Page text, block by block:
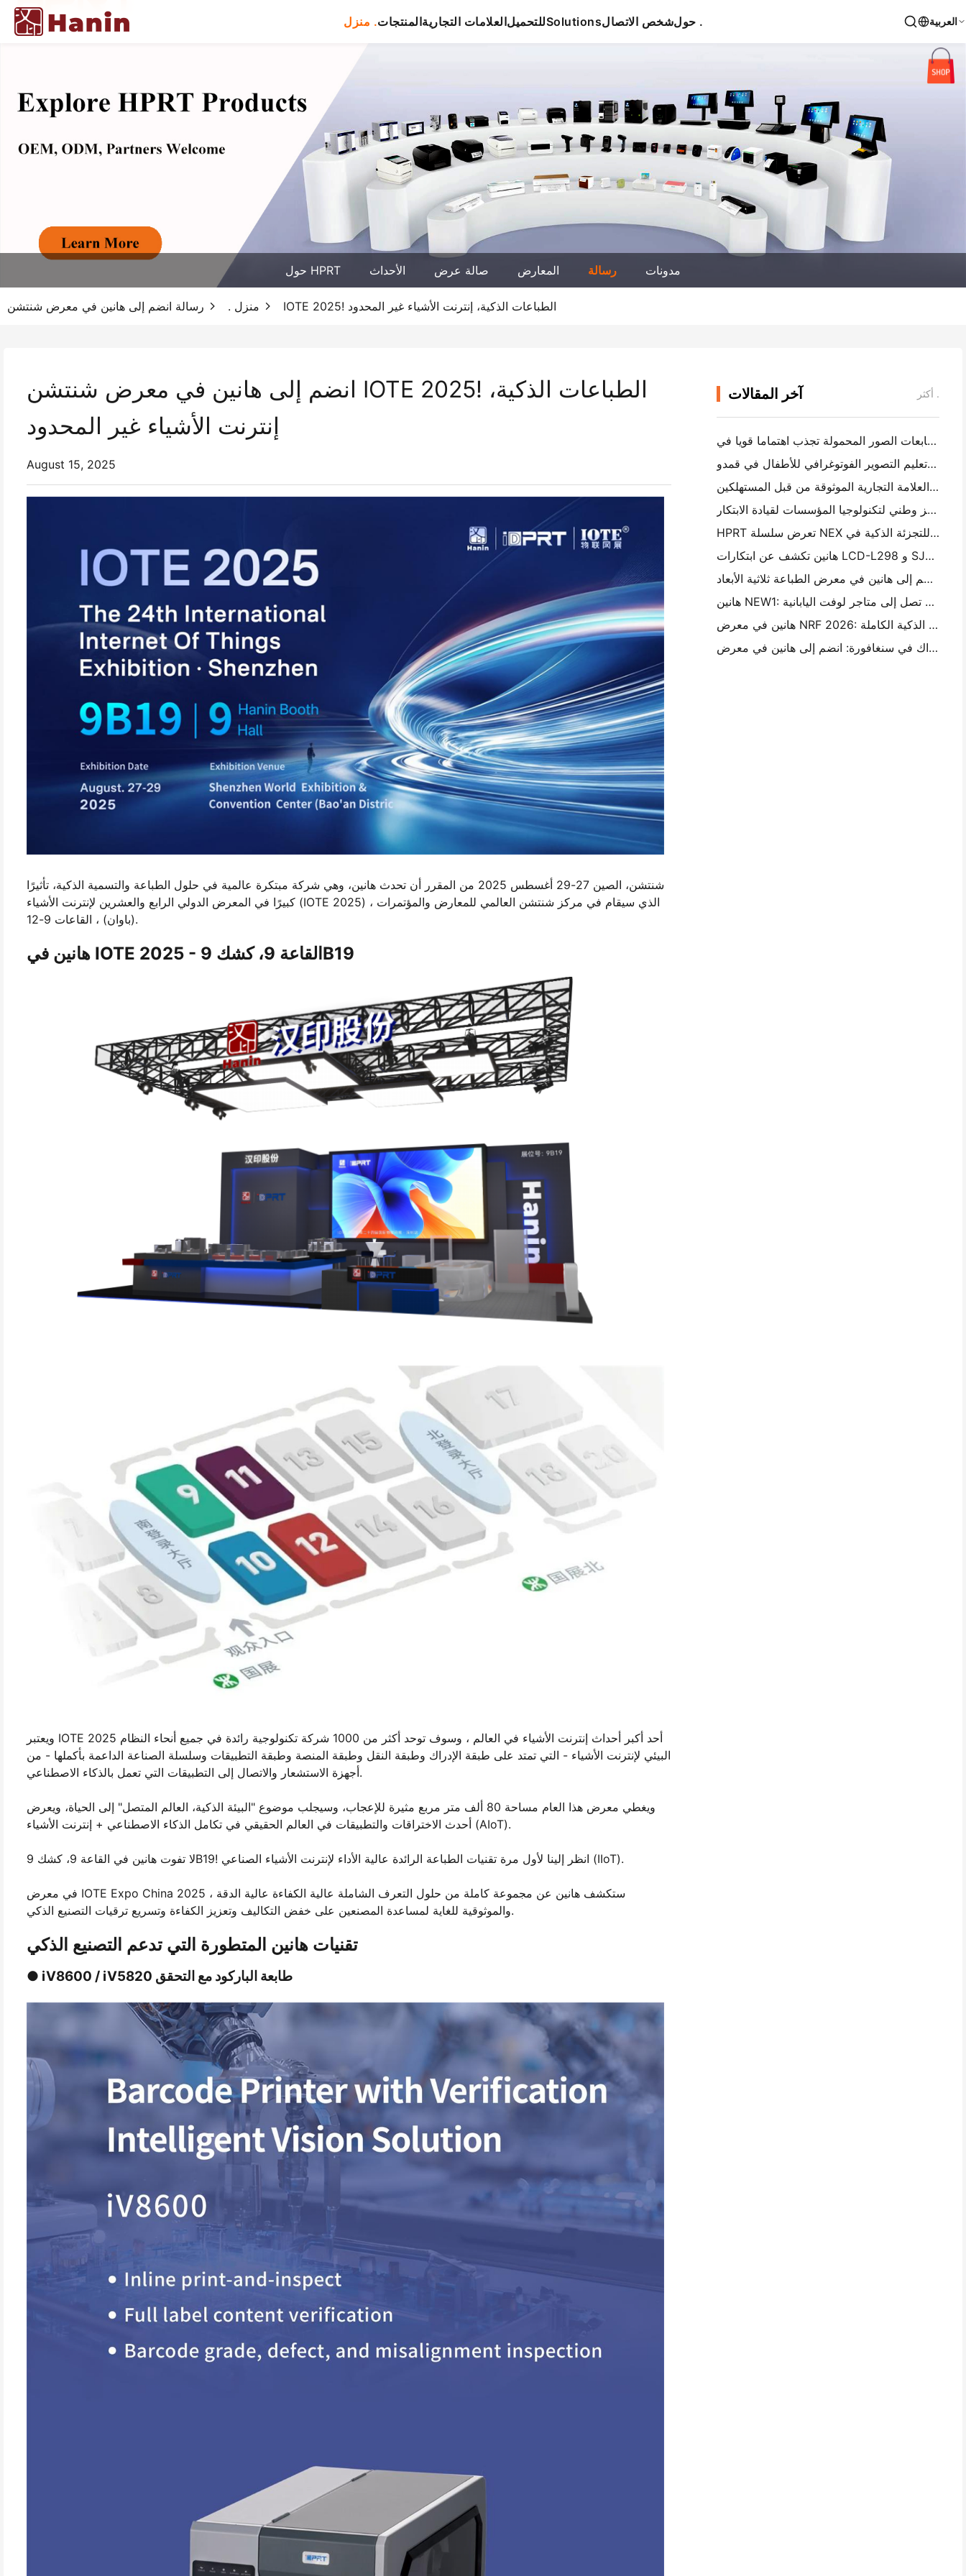
منزل .المنتجاتالعلامات التجاريةللتحميلSolutionsشخص الاتصال حول . العربية
حول HPRT الأحداث صالة عرض المعارض رسالة مدونات
منزل . رسالة انضم إلى هانين في معرض شنتشن IOTE 2025! الطباعات الذكية، إنترنت الأشياء غير المحدود
انضم إلى هانين في معرض شنتشن IOTE 2025! الطباعات الذكية،
إنترنت الأشياء غير المحدود
August 15, 2025
شنتشن، الصين 27-29 أغسطس 2025 من المقرر أن تحدث هانين، وهي شركة مبتكرة عالمية في حلول الطباعة والتسمية الذكية، تأثيرًا
كبيرًا في المعرض الدولي الرابع والعشرين لإنترنت الأشياء (IOTE 2025) ، الذي سيقام في مركز شنتشن العالمي للمعارض والمؤتمرات
(باوان) ، القاعات 9-12.
هانين في IOTE 2025 - القاعة 9، كشك 9B19
ويعتبر IOTE 2025 أحد أكبر أحداث إنترنت الأشياء في العالم ، وسوف توحد أكثر من 1000 شركة تكنولوجية رائدة في جميع أنحاء النظام
البيئي لإنترنت الأشياء - التي تمتد على طبقة الإدراك وطبقة النقل وطبقة المنصة وطبقة التطبيقات وسلسلة الصناعة الداعمة بأكملها - من
أجهزة الاستشعار والاتصال إلى التطبيقات التي تعمل بالذكاء الاصطناعي.
ويغطي معرض هذا العام مساحة 80 ألف متر مربع مثيرة للإعجاب، وسيجلب موضوع "البيئة الذكية، العالم المتصل" إلى الحياة، ويعرض
أحدث الاختراقات والتطبيقات في العالم الحقيقي في تكامل الذكاء الاصطناعي + إنترنت الأشياء (AIoT).
لا تفوت هانين في القاعة 9، كشك 9B19! انظر إلينا لأول مرة تقنيات الطباعة الرائدة عالية الأداء لإنترنت الأشياء الصناعي (IIoT).
في معرض IOTE Expo China 2025 ، ستكشف هانين عن مجموعة كاملة من حلول التعرف الشاملة عالية الكفاءة عالية الدقة
والموثوقية للغاية لمساعدة المصنعين على خفض التكاليف وتعزيز الكفاءة وتسريع ترقيات التصنيع الذكي.
تقنيات هانين المتطورة التي تدعم التصنيع الذكي
● iV8600 / iV5820 طابعة الباركود مع التحقق
آخر المقالات أكثر .
كاميرات هانين الفورية وطابعات الصور المحمولة تجذب اهتماما قويا في IEAE شنتشن 2026
رحلة عبر الهضبة الثلجية: هانين يجلب برامج تعليم التصوير الفوتوغرافي للأطفال في قمدو
هانين تحصل على شرف جديد على المستوى الوطني: تم تسميته "2026 مصنوع في الصين · العلامة التجارية الموثوقة من قبل المستهلكين"
هانين معترف بها كمركز وطني لتكنولوجيا المؤسسات لقيادة الابتكار
HPRT تعرض سلسلة NEX مدفوعة بالذكاء الاصطناعي للتجزئة الذكية في CHINASHOP 2026
هانين تكشف عن ابتكارات LCD-L298 و SJF للطباعة ثلاثية الأبعاد الصناعية في TCT Asia 2026
انضم إلى هانين في معرض الطباعة ثلاثية الأبعاد TCT Asia 2026
هانين NEW1: طابعة ملصقات محمولة تصل إلى متاجر لوفت اليابانية
هانين في معرض NRF 2026: تمكين تجارة التجزئة بحلول الطباعة الذكية الكاملة
أراك في سنغافورة: انضم إلى هانين في معرض ITMA ASIA 2025 لتشهد أحدث تكنولوجيا الطباعة الرقمية